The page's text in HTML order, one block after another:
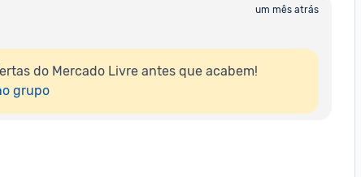
um mês atrás
do Mercado Livre antes que acabem!
grupo